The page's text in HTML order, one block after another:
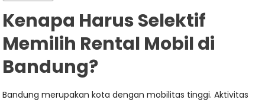
Kenapa Harus Selektif
Memilih Rental Mobil di
Bandung?
Bandung merupakan kota dengan mobilitas tinggi. Aktivitas